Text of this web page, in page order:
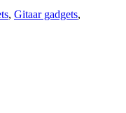
, Gitaar gadgets,